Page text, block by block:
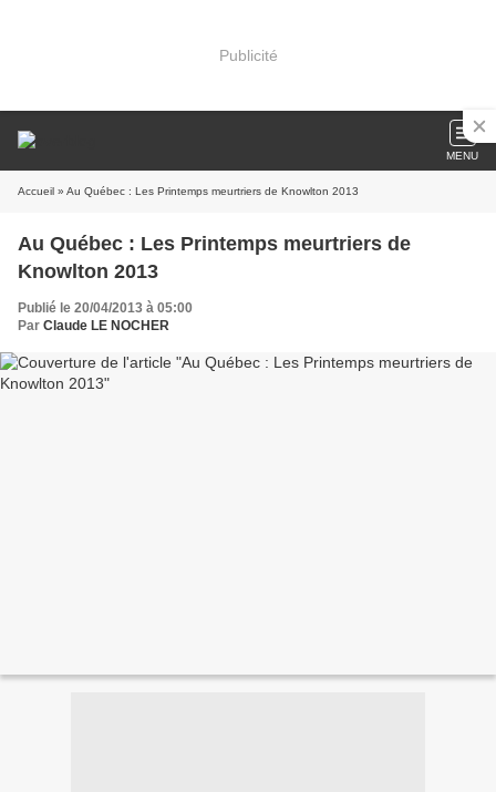
Publicité
MENU
Accueil » Au Québec : Les Printemps meurtriers de Knowlton 2013
Au Québec : Les Printemps meurtriers de
Knowlton 2013
Publié le 20/04/2013 à 05:00
Par Claude LE NOCHER